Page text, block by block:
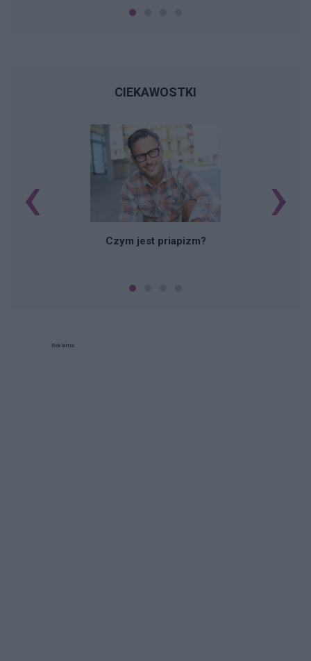
CIEKAWOSTKI
Czym jest priapizm?
‹ ›
Reklama: